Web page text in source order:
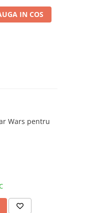
IN COS
Wars pentru